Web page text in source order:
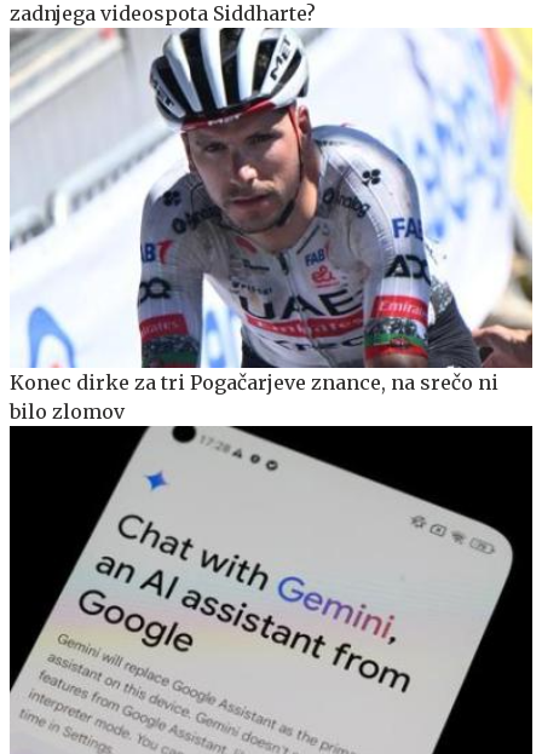
zadnjega videospota Siddharte?
Konec dirke za tri Pogačarjeve znance, na srečo ni
bilo zlomov